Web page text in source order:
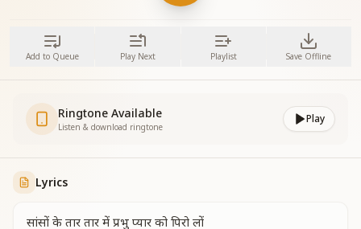
Add to Queue Play Next Playlist Save Offline
Ringtone Available
Listen & download ringtone
Play
Lyrics
सांसों के तार तार में प्रभु प्यार को पिरो लों